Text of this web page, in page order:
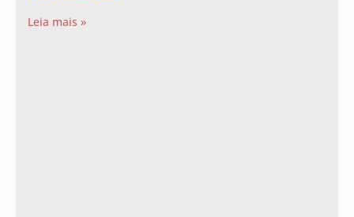
Leia mais »